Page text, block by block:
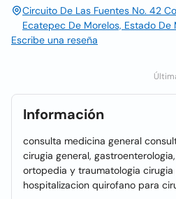
Circuito De Las Fuentes No. 42
Ecatepec De Morelos, Estado De
Escribe una reseña
Información
consulta medicina general
cirugia general,
ortopedia y traumatologia
hospitalizacion quirofano para